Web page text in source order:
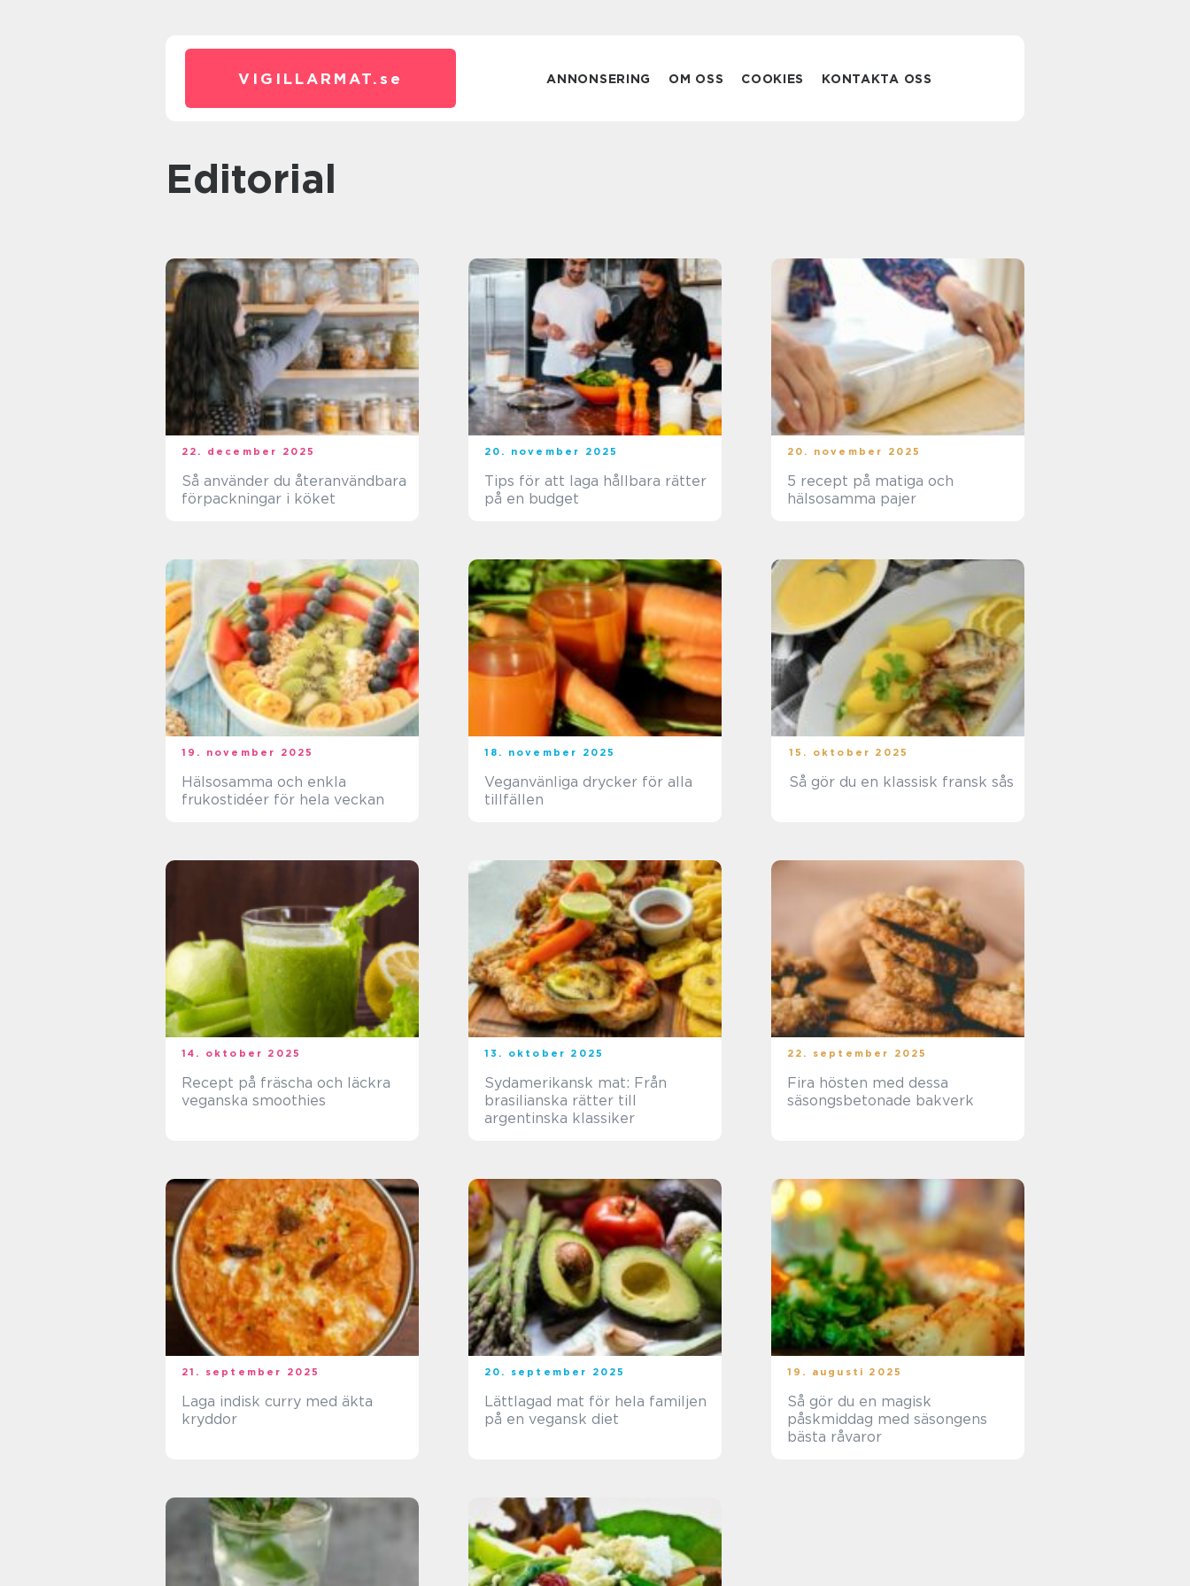
VIGILLARMAT. se ANNONSERING OM OSS COOKIES KONTAKTA OSS
editorial
22. december 2025
Så använder du återanvändbara
förpackningar i köket
20. november 2025
Tips för att laga hållbara rätter
på en budget
20. november 2025
5 recept på matiga och
hälsosamma pajer
19. november 2025
Hälsosamma och enkla
frukostidéer för hela veckan
18. november 2025
Veganvänliga drycker för alla
tillfällen
15. oktober 2025
Så gör du en klassisk fransk sås
14. oktober 2025
Recept på fräscha och läckra
veganska smoothies
13. oktober 2025
Sydamerikansk mat: Från
brasilianska rätter till
argentinska klassiker
22. september 2025
Fira hösten med dessa
säsongsbetonade bakverk
21. september 2025
Laga indisk curry med äkta
kryddor
20. september 2025
Lättlagad mat för hela familjen
på en vegansk diet
19. augusti 2025
Så gör du en magisk
påskmiddag med säsongens
bästa råvaror